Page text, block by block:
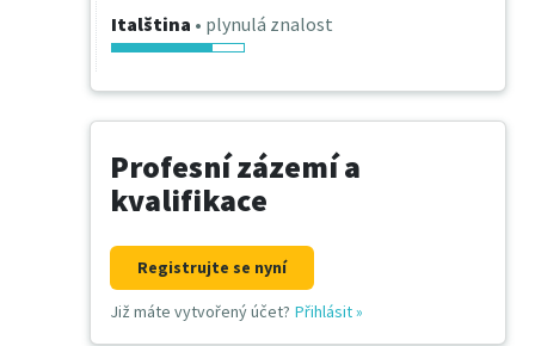
Italština • plynulá znalost
Profesní zázemí a
kvalifikace
Registrujte se nyní
Již máte vytvořený účet? Přihlásit»